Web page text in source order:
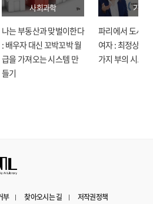
사회과학
나는 부동산과 맞벌이한다
: 배우자 대신 꼬박꼬박 월
급을 가져오는 시스템 만
들기
기술
파리에서 도시락
여자 : 최정상으
가지 부의 시크릿
부 찾아오시는 길 저작권정책